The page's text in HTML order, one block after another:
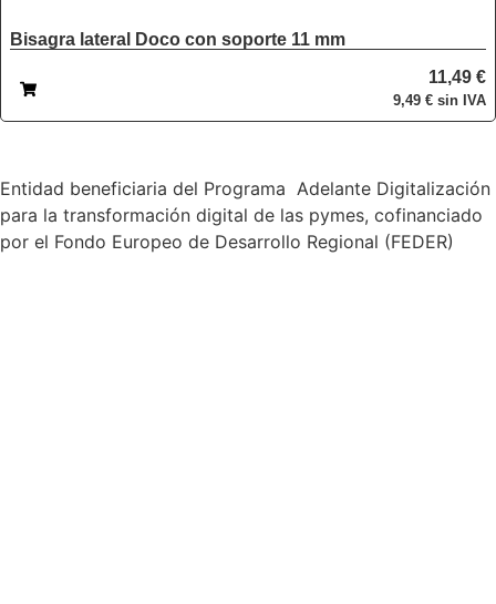
Bisagra lateral Doco con soporte 11 mm
11,49 €
9,49 € sin IVA
Entidad beneficiaria del Programa Adelante Digitalización
para la transformación digital de las pymes, cofinanciado
por el Fondo Europeo de Desarrollo Regional (FEDER)